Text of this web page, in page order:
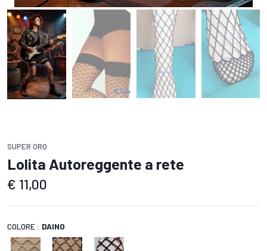
SUPER ORO
Lolita Autoreggente a rete
€ 11,00
COLORE : DAINO